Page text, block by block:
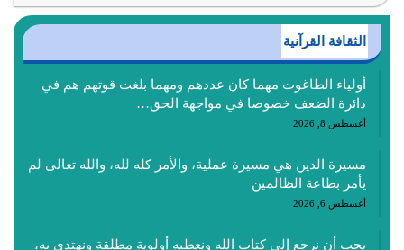
الثقافة القرآنية
أولياء الطاغوت مهما كان عددهم ومهما بلغت قوتهم هم في
دائرة الضعف خصوصا في مواجهة الحق…
أغسطس 8, 2026
مسيرة الدين هي مسيرة عملية، والأمر كله لله، والله تعالى لم
يأمر بطاعة الظالمين
أغسطس 6, 2026
يجب أن نرجع إلى كتاب الله ونعطيه أولوية مطلقة ونهتدي به،